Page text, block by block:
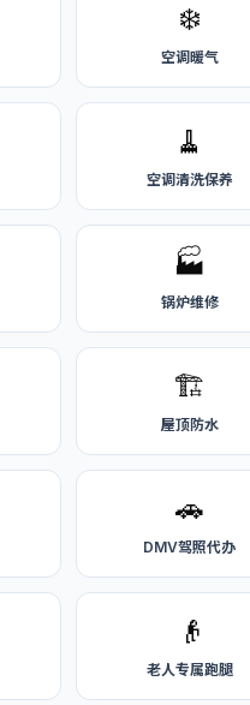
❄️
空调暖气
🧹
空调清洗保养
🏭
锅炉维修
🏗️
屋顶防水
🚗
DMV驾照代办
👴
老人专属跑腿